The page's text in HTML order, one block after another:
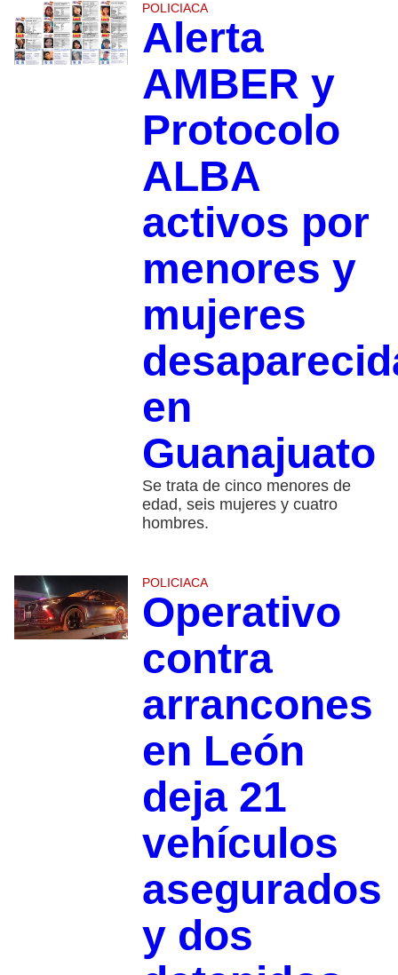
POLICIACA
Alerta
AMBER y
Protocolo
ALBA
activos por
menores y
mujeres
en
Guanajuato
Se trata de cinco menores de
edad, seis mujeres y cuatro
hombres.
POLICIACA
Operativo
contra
arrancones
en León
deja 21
vehículos
asegurados
y dos